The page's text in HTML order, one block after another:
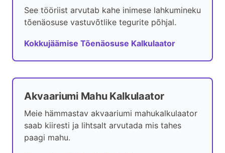
See tööriist arvutab kahe inimese lahkumineku
tõenäosuse vastuvõtlike tegurite põhjal.
Kokkujäämise Tõenäosuse Kalkulaator
Akvaariumi Mahu Kalkulaator
Meie hämmastav akvaariumi mahukalkulaator
saab kiiresti ja lihtsalt arvutada mis tahes
paagi mahu.